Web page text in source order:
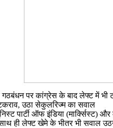
से गठबंधन पर कांग्रेस के बाद लेफ्ट में
उठा सेकुलरिज्म का सवाल
पार्टी ऑफ इंडिया
ही लेफ्ट खेमे के भीतर भी सवाल